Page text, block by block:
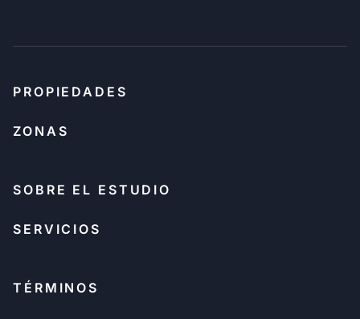
PROPIEDADES
ZONAS
SOBRE EL ESTUDIO
SERVICIOS
TÉRMINOS